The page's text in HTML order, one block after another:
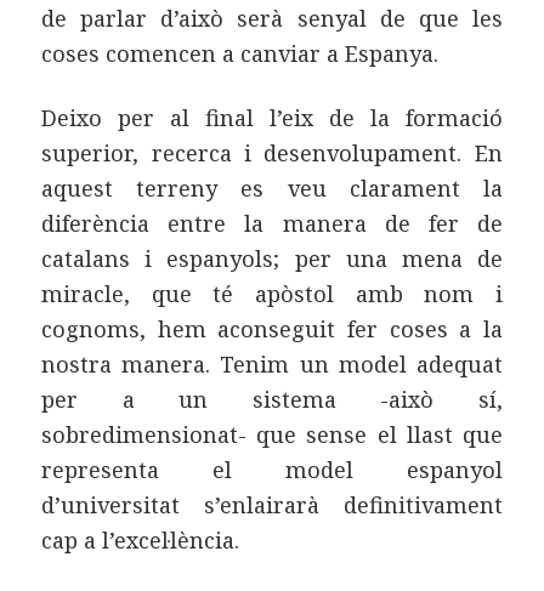
de parlar d’això serà senyal de que les
coses comencen a canviar a Espanya.
Deixo per al final l’eix de la formació
superior, recerca i desenvolupament. En
aquest terreny es veu clarament la
diferència entre la manera de fer de
catalans i espanyols; per una mena de
miracle, que té apòstol amb nom i
cognoms, hem aconseguit fer coses a la
nostra manera. Tenim un model adequat
per a un sistema -això sí,
sobredimensionat- que sense el llast que
representa el model espanyol
d’universitat s’enlairarà definitivament
cap a l’excel·lència.